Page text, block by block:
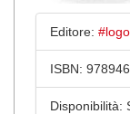
Editore:
ISBN:
Disponibilità: